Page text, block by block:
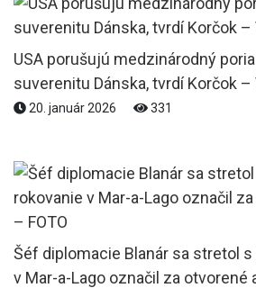
USA porušujú medzinárodný
suverenitu Dánska, tvrdí Korčok –
20. január 2026 331
Šéf diplomacie Blanár sa stretol s
v Mar-a-Lago označil za otvorené